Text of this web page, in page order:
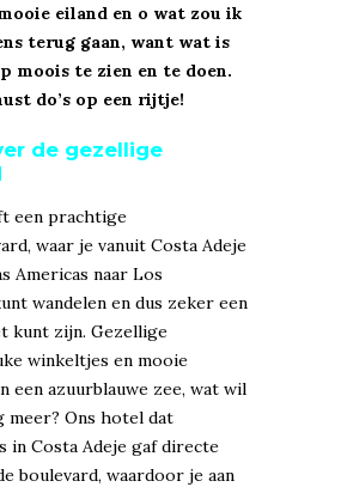
eiland en o wat zou ik
terug gaan, want wat is
moois te zien en te doen.
do’s op een rijtje!
de gezellige
een prachtige
waar je vanuit Costa Adeje
Americas naar Los
wandelen en dus zeker een
kunt zijn. Gezellige
winkeltjes en mooie
een azuurblauwe zee, wat wil
meer? Ons hotel dat
in Costa Adeje gaf directe
boulevard, waardoor je aan